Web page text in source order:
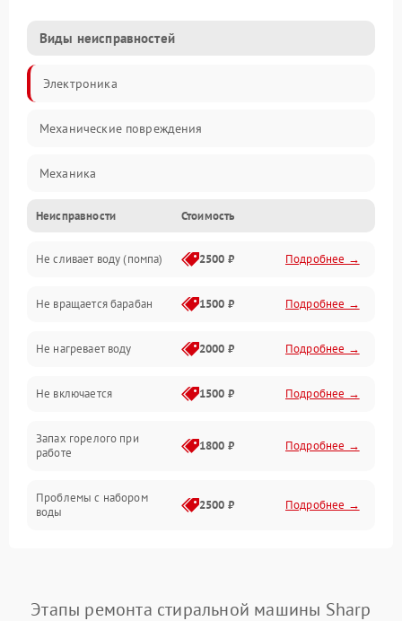
Виды неисправностей
Электроника
Механические повреждения
Механика
Электропитание
Водоснабжение
Слив
Программное обеспечение
Неисправности Стоимость
Не сливает воду (помпа) 2500 ₽ Подробнее →
Не вращается барабан 1500 ₽ Подробнее →
Не нагревает воду 2000 ₽ Подробнее →
Не включается 1500 ₽ Подробнее →
Запах горелого при
работе
1800 ₽ Подробнее →
Проблемы с набором
воды
2500 ₽ Подробнее →
Замена платы управления Подробнее →
Этапы ремонта стиральной машины Sharp